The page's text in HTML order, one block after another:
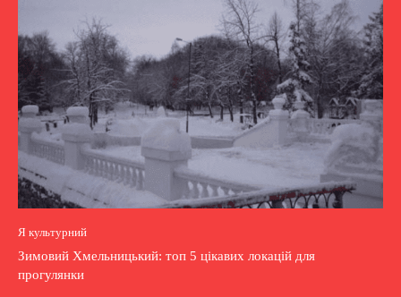
Я культурний
Зимовий Хмельницький: топ 5 цікавих локацій для
прогулянки